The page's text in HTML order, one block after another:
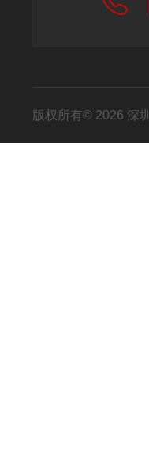
版权所有© 2026 深